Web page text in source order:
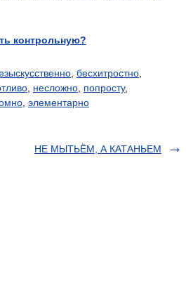
контрольную?
бесхитростно
несложно попросту,
элементарно
НЕ МЫТЬЁМ, А КАТАНЬЕМ